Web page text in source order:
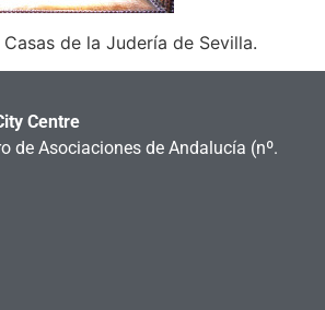
de la Judería de Sevilla.
Centre
de Asociaciones de Andalucía (nº.